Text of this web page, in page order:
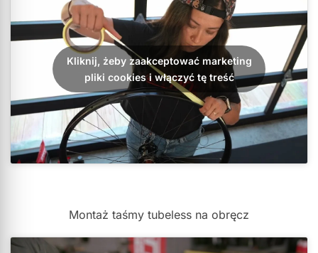
Kliknij, żeby zaakceptować marketing
pliki cookies i włączyć tę treść
Montaż taśmy tubeless na obręcz